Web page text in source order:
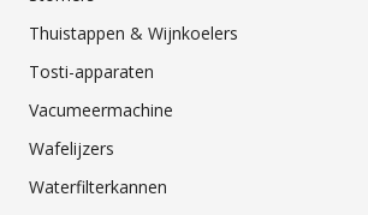
Thuistappen & Wijnkoelers
Tosti-apparaten
Vacumeermachine
Wafelijzers
Waterfilterkannen